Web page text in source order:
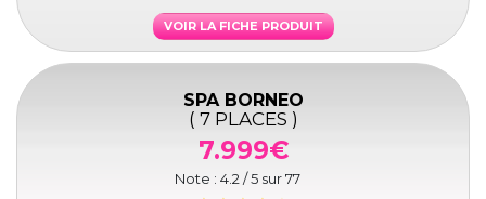
VOIR LA FICHE PRODUIT
SPA BORNEO
( 7 PLACES )
7.999€
Note : 4.2 / 5 sur77